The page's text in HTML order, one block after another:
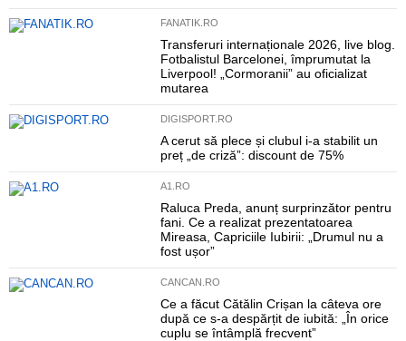
FANATIK.RO
Transferuri internaționale 2026, live blog.
Fotbalistul Barcelonei, împrumutat la
Liverpool! „Cormoranii” au oficializat
mutarea
DIGISPORT.RO
A cerut să plece și clubul i-a stabilit un
preț „de criză”: discount de 75%
A1.RO
Raluca Preda, anunț surprinzător pentru
fani. Ce a realizat prezentatoarea
Mireasa, Capriciile Iubirii: „Drumul nu a
fost ușor”
CANCAN.RO
Ce a făcut Cătălin Crișan la câteva ore
după ce s-a despărțit de iubită: „În orice
cuplu se întâmplă frecvent”